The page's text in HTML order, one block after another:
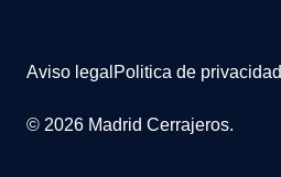
© 2026 Madrid Cerrajeros.
Aviso legal Politica de privacidad